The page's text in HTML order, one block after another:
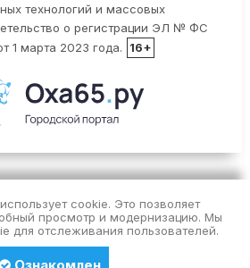
технологий и массовых
о регистрации ЭЛ № ФС
1 марта 2023 года.
16+
cookie. Это позволяет
просмотр и модернизацию. Мы
для отслеживания пользователей.